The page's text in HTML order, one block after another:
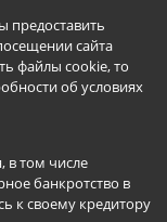
предоставить
сайта
файлы cookie, то
об условиях
в том числе
банкротство в
к своему кредитору